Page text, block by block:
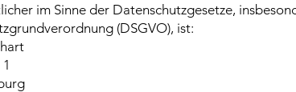
im Sinne der Datenschutzgesetze,
(DSGVO), ist: